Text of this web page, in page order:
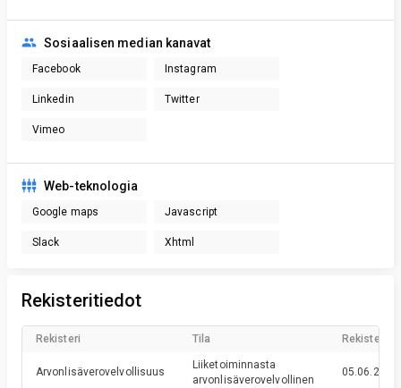
Sosiaalisen median kanavat
Facebook Instagram
Linkedin Twitter
Vimeo
Web-teknologia
Google maps Javascript
Slack Xhtml
Rekisteritiedot
Rekisteri Tila
Arvonlisäverovelvollisuus
Liiketoiminnasta
arvonlisäverovelvollinen
05.06.2024